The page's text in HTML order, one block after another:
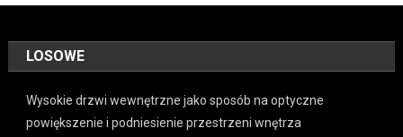
LOSOWE
Wysokie drzwi wewnętrzne jako sposób na optyczne
powiększenie i podniesienie przestrzeni wnętrza